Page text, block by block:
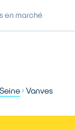
en marché
Vanves